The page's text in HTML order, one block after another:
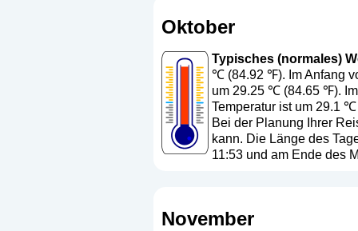
Oktober
Typisches (normales)
℃ (84.92 ℉). Im Anfang
um 29.25 ℃ (84.65 ℉).
Temperatur ist um 29.1
Bei der Planung Ihrer
kann. Die Länge des
11:53 und am Ende des
November